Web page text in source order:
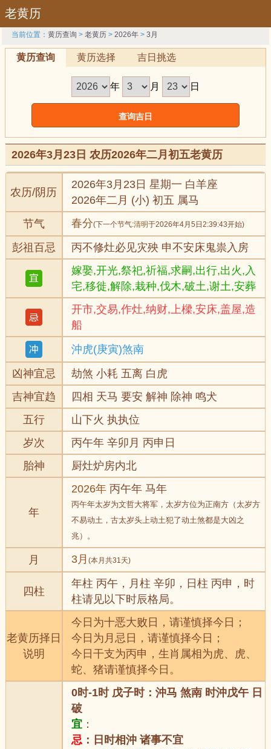
老黄历
当前位置：黄历查询 >老黄历 >2026年 >3月
黄历查询 黄历选择 吉日挑选
年 月 日
2026年3月23日 农历2026年二月初五老黄历
农历/阴历
2026年3月23日 星期一 白羊座
2026年二月 (小) 初五 属马
节气
春分(下一个节气:清明于2026年4月5日2:39:43开始)
彭祖百忌
丙不修灶必见灾殃 申不安床鬼祟入房
嫁娶,开光,祭祀,祈福,求嗣,出行,出火,入
宅,移徙,解除,栽种,伐木,破土,谢土,安葬
开市,交易,作灶,纳财,上樑,安床,盖屋,造
船
沖虎(庚寅)煞南
凶神宜忌
劫煞 小耗 五离 白虎
吉神宜趋
四相 天马 要安 解神 除神 鸣犬
五行
山下火 执执位
岁次
丙午年 辛卯月 丙申日
胎神
厨灶炉房内北
年
2026年 丙午年 马年
丙午年太岁为文哲大将军，太岁方位为正南方（太岁方
不易动土，古太岁头上动土犯了动土煞都是大凶之
兆）。
月 3月(本月共31天)
四柱
年柱 丙午，月柱 辛卯，日柱 丙申，时
柱请见以下时辰格局。
老黄历择日
说明
今日为十恶大败日，请谨慎择今日；
今日为月忌日，请谨慎择今日；
今日干支为丙申，生肖属相为虎、虎、
蛇、猪请谨慎择今日。
0时-1时 戊子时：沖马 煞南 时沖戊午 日
破
宜 ：
忌 ：日时相沖 诸事不宜